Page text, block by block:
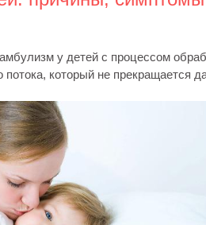
у детей с процессом
потока, который не прекращается